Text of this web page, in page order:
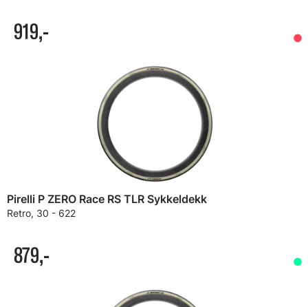
919,-
Pirelli P ZERO Race RS TLR Sykkeldekk
Retro, 30 - 622
879,-